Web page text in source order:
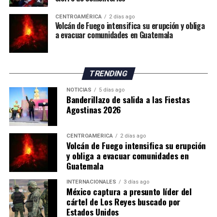
españolas, mientras continúan las gestiones para
atender la emergencia migratoria y reforzar el control
fronterizo.
CENTROAMÉRICA 2 días ago
Volcán de Fuego intensifica su erupción y obliga
a evacuar comunidades en Guatemala
TRENDING
NOTICIAS 5 días ago
Banderillazo de salida a las Fiestas
Agostinas 2026
CENTROAMÉRICA 2 días ago
Volcán de Fuego intensifica su erupción
y obliga a evacuar comunidades en
Guatemala
INTERNACIONALES 3 días ago
México captura a presunto líder del
cártel de Los Reyes buscado por
Estados Unidos